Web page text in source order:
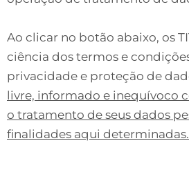
Ao clicar no botão abaixo, os
ciência dos termos e
privacidade e proteção de
livre, informado e inequívoco
o tratamento de seus dados
finalidades aqui determinadas.